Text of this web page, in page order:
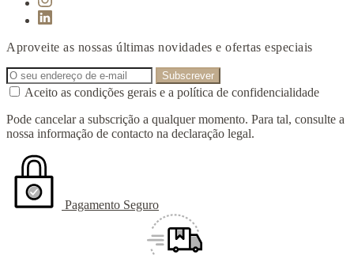
Aproveite as nossas últimas novidades e ofertas especiais
Aceito as condições gerais e a política de confidencialidade
Pode cancelar a subscrição a qualquer momento. Para tal, consulte a
nossa informação de contacto na declaração legal.
Pagamento Seguro